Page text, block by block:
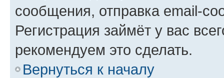
сообщения, отправка email-
Регистрация займёт у вас
рекомендуем это сделать.
Вернуться к началу